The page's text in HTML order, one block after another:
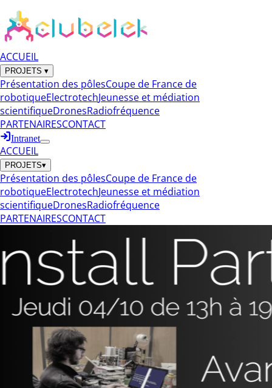
ACCUEIL
PROJETS ▾
Présentation des pôlesCoupe de France de
robotiqueElectrotechJeunesse et médiation
scientifiqueDronesRadiofréquence
PARTENAIRESCONTACT
Intranet
ACCUEIL
PROJETS▾
Présentation des pôlesCoupe de France de
robotiqueElectrotechJeunesse et médiation
scientifiqueDronesRadiofréquence
PARTENAIRESCONTACT